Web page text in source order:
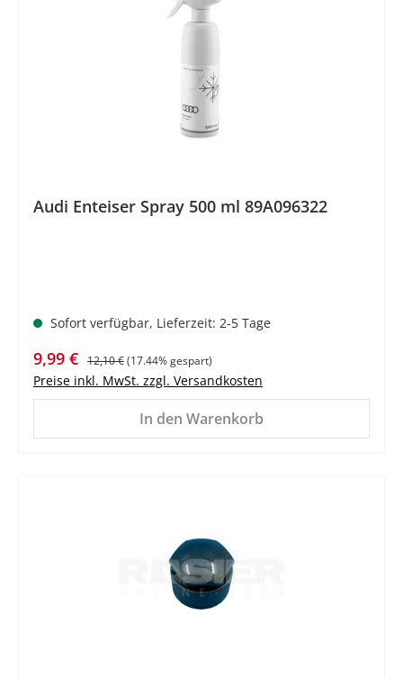
Audi Enteiser Spray 500 ml 89A096322
Sofort verfügbar, Lieferzeit: 2-5 Tage
Verkaufspreis:
9,99 € Regulärer Preis:
12,10 €(17.44% gespart)
Preise inkl. MwSt. zzgl. Versandkosten
In den Warenkorb